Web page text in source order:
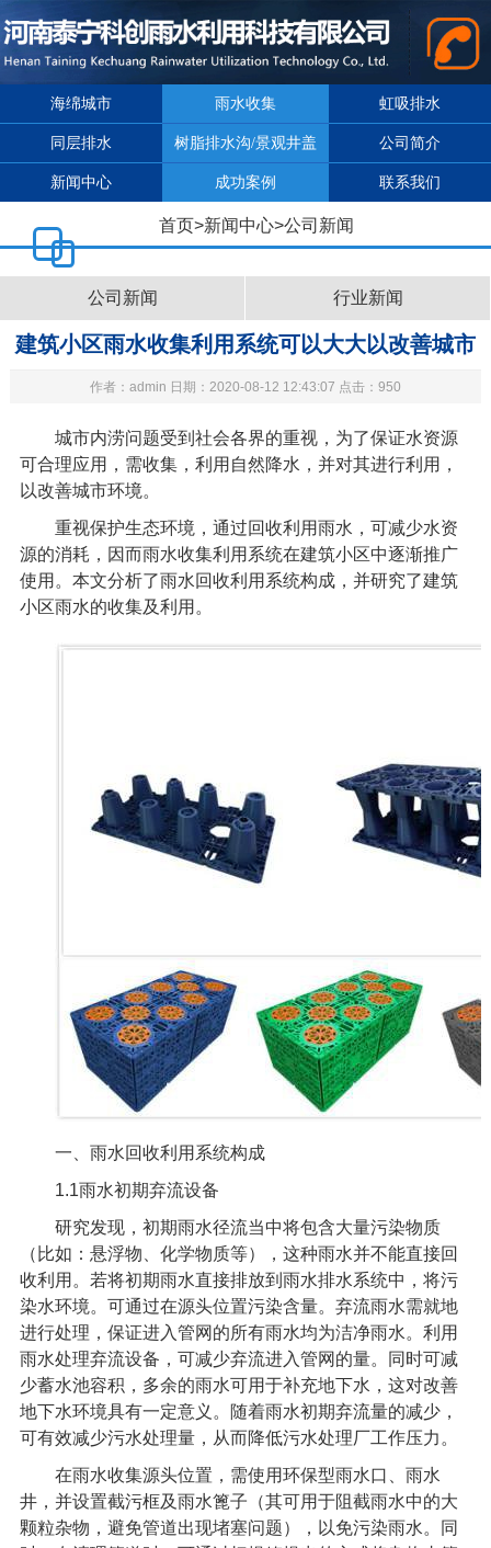
海绵城市 雨水收集 虹吸排水
同层排水 树脂排水沟/景观井盖 公司简介
新闻中心 成功案例 联系我们
首页>新闻中心>公司新闻
公司新闻 行业新闻
建筑小区雨水收集利用系统可以大大以改善城市
环境（1）
作者：admin 日期：2020-08-12 12:43:07 点击：950
城市内涝问题受到社会各界的重视，为了保证水资源
可合理应用，需收集，利用自然降水，并对其进行利用，
以改善城市环境。
重视保护生态环境，通过回收利用雨水，可减少水资
源的消耗，因而雨水收集利用系统在建筑小区中逐渐推广
使用。本文分析了雨水回收利用系统构成，并研究了建筑
小区雨水的收集及利用。
一、雨水回收利用系统构成
1.1雨水初期弃流设备
研究发现，初期雨水径流当中将包含大量污染物质
（比如：悬浮物、化学物质等），这种雨水并不能直接回
收利用。若将初期雨水直接排放到雨水排水系统中，将污
染水环境。可通过在源头位置污染含量。弃流雨水需就地
进行处理，保证进入管网的所有雨水均为洁净雨水。利用
雨水处理弃流设备，可减少弃流进入管网的量。同时可减
少蓄水池容积，多余的雨水可用于补充地下水，这对改善
地下水环境具有一定意义。随着雨水初期弃流量的减少，
可有效减少污水处理量，从而降低污水处理厂工作压力。
在雨水收集源头位置，需使用环保型雨水口、雨水
井，并设置截污框及雨水篦子（其可用于阻截雨水中的大
颗粒杂物，避免管道出现堵塞问题），以免污染雨水。同